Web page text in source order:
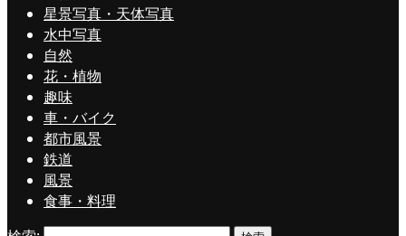
星景写真・天体写真
水中写真
自然
花・植物
趣味
車・バイク
都市風景
鉄道
風景
食事・料理